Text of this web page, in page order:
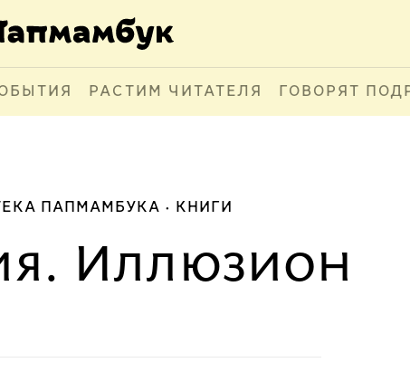
РАСТИМ ЧИТАТЕЛЯ ГОВОРЯТ
ПАПМАМБУКА КНИГИ
Иллюзион